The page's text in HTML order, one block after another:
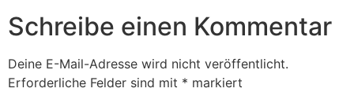
Schreibe einen Kommentar
Deine E-Mail-Adresse wird nicht veröffentlicht.
Erforderliche Felder sind mit * markiert